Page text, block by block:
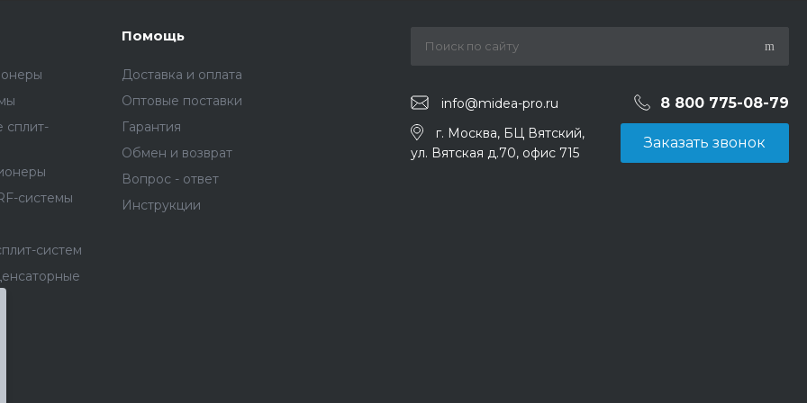
системы
систем
Помощь
Доставка и оплата
Оптовые поставки
Гарантия
Обмен и возврат
Вопрос - ответ
Инструкции
info@midea-pro.ru 8 800 775-08-79
г. Москва, БЦ Вятский,
ул. Вятская д.70, офис 715
Заказать звонок